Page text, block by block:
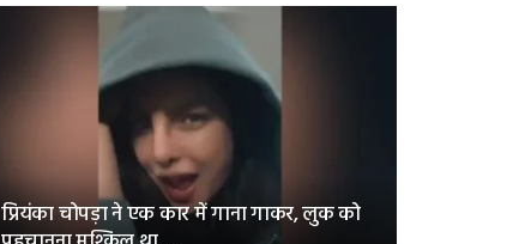
प्रियंका चोपड़ा ने एक कार में गाना गाकर, लुक को